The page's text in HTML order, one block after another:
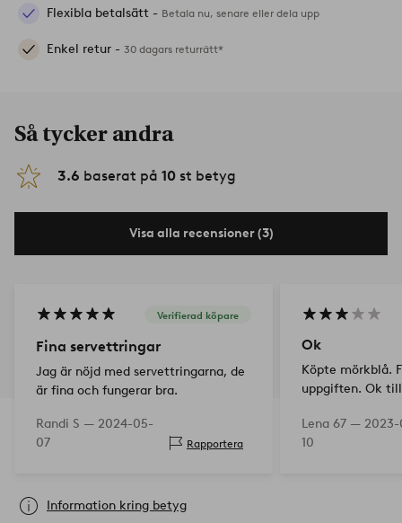
Flexibla betalsätt - Betala nu, senare eller dela upp
Enkel retur - 30 dagars returrätt*
Så tycker andra
3.6 baserat på 10 st betyg
Visa alla recensioner (3)
Verifierad köpare
Fina servettringar
Jag är nöjd med servettringarna, de
är fina och fungerar bra.
Randi S — 2024-05-
07
Rapportera
Ok
Köpte mörkblå.
uppgiften. Ok
Lena 67 —
10
Information kring betyg